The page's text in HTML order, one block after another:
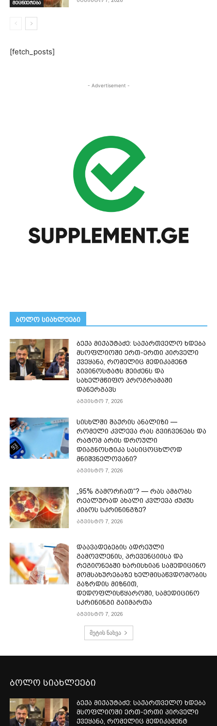
მეცნიერება
[fetch_posts]
- Advertisement -
ᲑᲝᲚᲝ ᲡᲘᲐᲮᲚᲔᲔᲑᲘ
ბექა მიქაუტაძე: საქართველო ხდება
მსოფლიოში ერთ-ერთი პირველი
ქვეყანა, რომელიც მედიკამენტ
ჯივინოსტატს შეიძენს და
სახელმწიფო პროგრამაში
დანერგავს
აგვისტო 7, 2026
სისხლში შაქრის ანალიზი —
რომელი კვლევა რას გვიჩვენებს და
რატომ არის დროული
დიაგნოსტიკა სასიცოცხლოდ
მნიშვნელოვანი?
აგვისტო 7, 2026
„95% გამორჩათ“? — რას ამბობს
რეალურად ახალი კვლევა ძუძუს
კიბოს სკრინინგზე?
აგვისტო 7, 2026
დაავადებების ადრეული
გამოვლენის, პრევენციისა და
რეგიონებში ხარისხიან სამედიცინო
მომსახურებაზე ხელმისაწვდომობის
გაზრდის მიზნით,
დედოფლისწყაროში, სამედიცინო
სკრინინგი გაიმართა
აგვისტო 7, 2026
მეტის ნახვა
ბოლო სიახლეები
ბექა მიქაუტაძე: საქართველო ხდება
მსოფლიოში ერთ-ერთი პირველი
ქვეყანა, რომელიც მედიკამენტ